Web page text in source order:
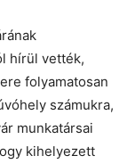
hírül vették,
folyamatosan
számukra,
munkatársai
kihelyezett